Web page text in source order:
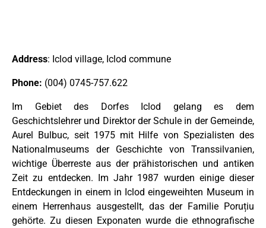
Address: Iclod village, Iclod commune
Phone: (004) 0745-757.622
Im Gebiet des Dorfes Iclod gelang es dem
Geschichtslehrer und Direktor der Schule in der Gemeinde,
Aurel Bulbuc, seit 1975 mit Hilfe von Spezialisten des
Nationalmuseums der Geschichte von Transsilvanien,
wichtige Überreste aus der prähistorischen und antiken
Zeit zu entdecken. ​Im Jahr 1987 wurden einige dieser
Entdeckungen in einem in Iclod eingeweihten Museum in
einem Herrenhaus ausgestellt, das der Familie Poruțiu
gehörte. ​Zu diesen Exponaten wurde die ethnografische